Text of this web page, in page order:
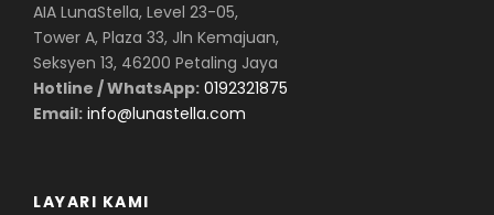
AIA LunaStella, Level 23-05,
Tower A, Plaza 33, Jln Kemajuan,
Seksyen 13, 46200 Petaling Jaya
Hotline / WhatsApp: 0192321875
Email: info@lunastella.com
LAYARI KAMI